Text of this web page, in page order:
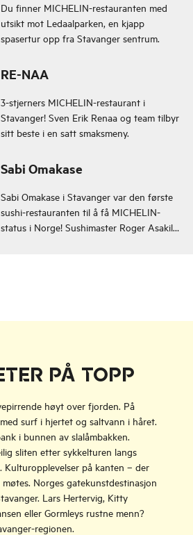
Du finner MICHELIN-restauranten med
utsikt mot Ledaalparken, en kjapp
spasertur opp fra Stavanger sentrum.
RE-NAA
3-stjerners MICHELIN-restaurant i
Stavanger! Sven Erik Renaa og team tilbyr
sitt beste i en satt smaksmeny.
Sabi Omakase
Sabi Omakase i Stavanger var den første
sushi-restauranten til å få MICHELIN-
status i Norge! Sushimaster Roger Asakil
PÅ TOPP
høyt over fjorden. På
surf i hjertet og saltvann i håret.
i bunnen av slalåmbakken.
sliten etter sykkelturen langs
Kulturopplevelser på kanten – der
Norges gatekunstdestinasjon
Lars Hertervig, Kitty
eller Gormleys rustne menn?
regionen.